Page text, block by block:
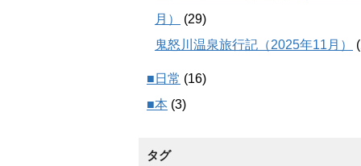
月）
(29)
鬼怒川温泉旅行記（2025年11月）
■日常 (16)
■本 (3)
タグ